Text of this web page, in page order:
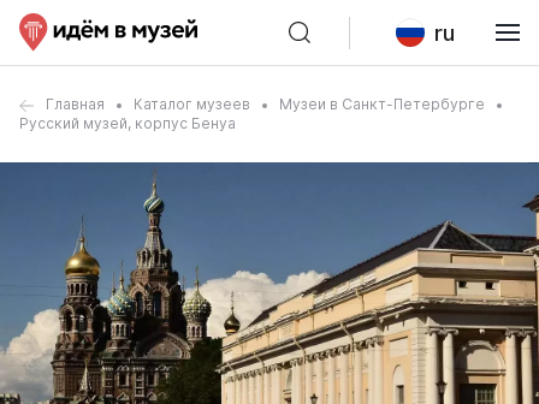
ru
Главная Каталог музеев
Музеи в Санкт-Петербурге
Русский музей, корпус Бенуа